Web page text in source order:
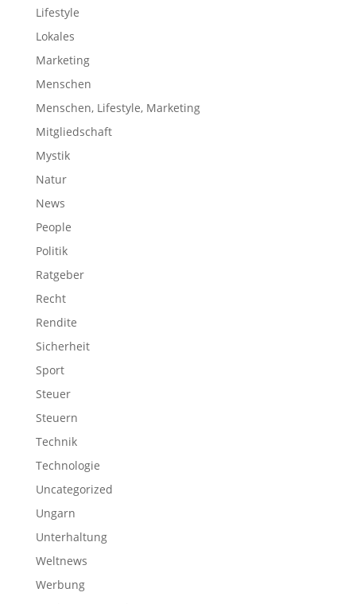
Lifestyle
Lokales
Marketing
Menschen
Menschen, Lifestyle, Marketing
Mitgliedschaft
Mystik
Natur
News
People
Politik
Ratgeber
Recht
Rendite
Sicherheit
Sport
Steuer
Steuern
Technik
Technologie
Uncategorized
Ungarn
Unterhaltung
Weltnews
Werbung